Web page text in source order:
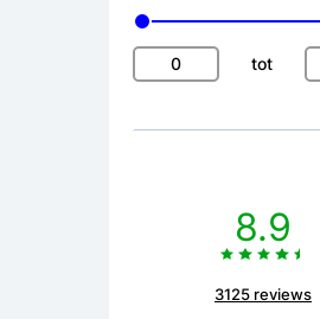
tot
8.9
3125 reviews